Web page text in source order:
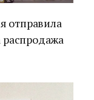
отправила